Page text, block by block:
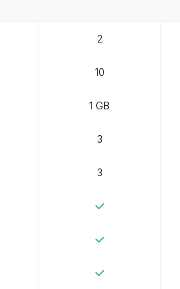
2
10
1 GB
3
3